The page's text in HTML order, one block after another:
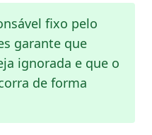
fixo pelo
garante que
ignorada e que o
de forma